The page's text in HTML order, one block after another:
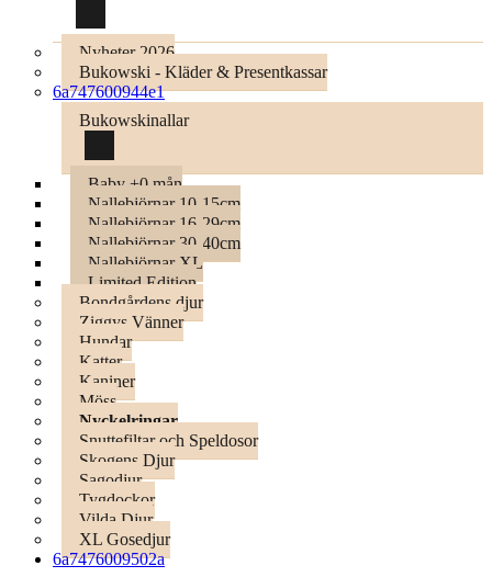
Nyheter 2026
Bukowski - Kläder & Presentkassar
6a747600944e1
Bukowskinallar
Baby +0 mån
Nallebjörnar 10-15cm
Nallebjörnar 16-29cm
Nallebjörnar 30-40cm
Nallebjörnar XL
Limited Edition
Bondgårdens djur
Ziggys Vänner
Hundar
Katter
Kaniner
Möss
Nyckelringar
Snuttefiltar och Speldosor
Skogens Djur
Sagodjur
Tygdockor
Vilda Djur
XL Gosedjur
6a7476009502a